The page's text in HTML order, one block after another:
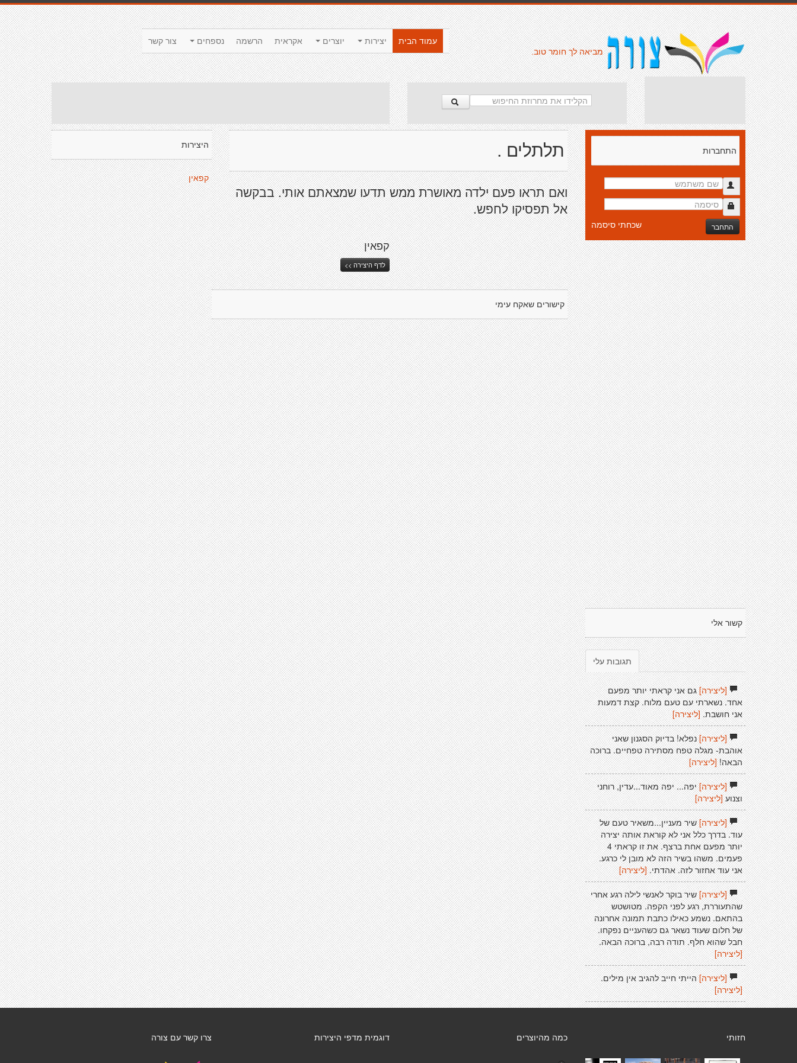
צור קשר נספחים הרשמה אקראית יוצרים יצירות
עמוד הבית
מביאה לך חומר טוב.
היצירות
קפאין
תלתלים .
ואם תראו פעם ילדה מאושרת ממש תדעו שמצאתם אותי. בבקשה
אל תפסיקו לחפש.
קפאין
לדף היצירה >>
קישורים שאקח עימי
התחברות
התחבר שכחתי סיסמה
קשור אלי
תגובות עלי
[ליצירה]גם אני קראתי יותר מפעם
אחד. נשארתי עם טעם מלוח. קצת דמעות
אני חושבת. [ליצירה]
[ליצירה]נפלא! בדיוק הסגנון שאני
אוהבת- מגלה טפח מסתירה טפחיים. ברוכה
הבאה![ליצירה]
[ליצירה]יפה... יפה מאוד...עדין, רוחני
וצנוע [ליצירה]
[ליצירה]שיר מעניין...משאיר טעם של
עוד. בדרך כלל אני לא קוראת אותה יצירה
יותר מפעם אחת ברצף. את זו קראתי 4
פעמים. משהו בשיר הזה לא מובן לי כרגע.
אני עוד אחזור לזה. אהדתי.[ליצירה]
[ליצירה]שיר בוקר לאנשי לילה רגע אחרי
שהתעוררת, רגע לפני הקפה. מטושטש
בהתאם. נשמע כאילו כתבת תמונה אחרונה
של חלום שעוד נשאר גם כשהעניים נפקחו.
חבל שהוא חלף. תודה רבה, ברוכה הבאה.
[ליצירה]
[ליצירה]הייתי חייב להגיב אין מילים.
[ליצירה]
צרו קשר עם צורה דוגמית מדפי היצירות כמה מהיוצרים חזותי